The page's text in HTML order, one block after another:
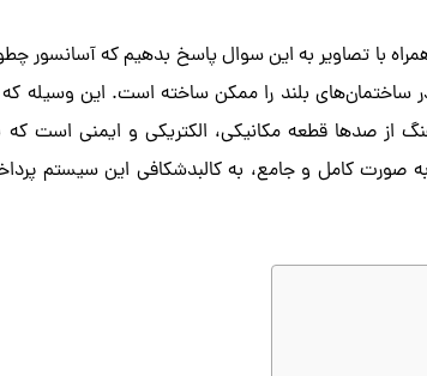
با تصاویر به این سوال پاسخ بدهیم که آسانسور
ساختمان‌های بلند را ممکن ساخته است. این وسیله که
صدها قطعه مکانیکی، الکتریکی و ایمنی است که
به صورت کامل و جامع، به کالبدشکافی این سیستم